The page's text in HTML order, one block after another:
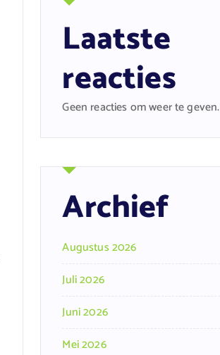
Laatste
reacties
Geen reacties om weer te geven.
Archief
Augustus 2026
Juli 2026
Juni 2026
Mei 2026